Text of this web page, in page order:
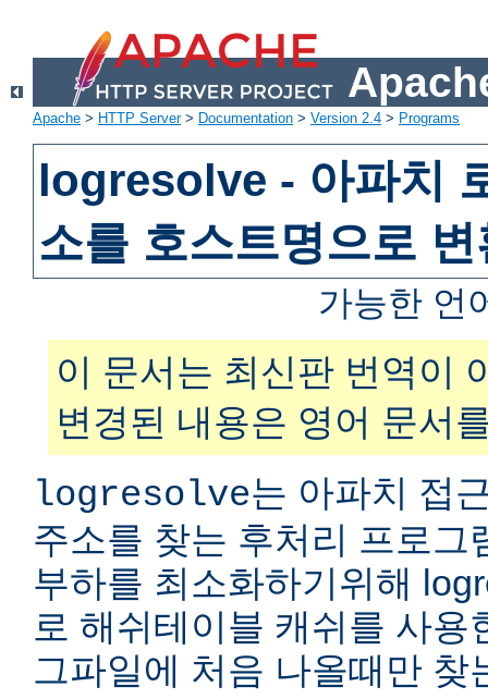
Apache > HTTP Server> Documentation > Version 2.4 > Programs
logresolve - 아파치
소를 호스트명으로
가능한 언
이 문서는 최신판 번역이
변경된 내용은 영어 문서
logresolve는 아파치 접
주소를 찾는 후처리 프로그
부하를 최소화하기위해
로 해쉬테이블 캐쉬를 사용
그파일에 처음 나올때만 찾